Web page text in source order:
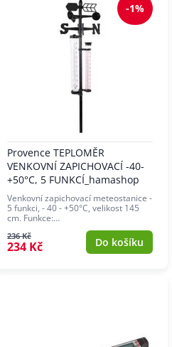
-1%
Provence TEPLOMĚR
VENKOVNÍ ZAPICHOVACÍ -40-
+50°C, 5 FUNKCÍ_hamashop
Venkovní zapichovací meteostanice -
5 funkci, - 40 - +50°C, velikost 145
cm. Funkce:…
236 Kč
234 Kč Do košíku